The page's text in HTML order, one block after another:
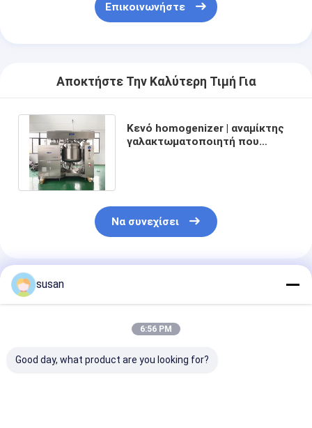
Επικοινωνήστε
Αποκτήστε Την Καλύτερη Τιμή Για
Κενό homogenizer | αναμίκτης
γαλακτωματοποιητή που
Να συνεχίσει
Συνιστώμενα Προϊόντα
susan
6:56 PM
Good day, what product are you looking for?